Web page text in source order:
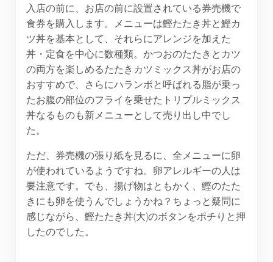
入店の前に、お店の前に設置されている券売機で
食券を購入します。メニューは鰹たたき丼と鰹カ
ツ丼を基本として、それらにアレンジを加えた
丼・定食を中心に数種類。かつおのたたきとカツ
の両方を楽しめるたたきカツミックス丼がお店の
おすすめで、さらにハランボと呼ばれる脂が乗っ
たお腹の部位のフライを乗せたトリプルミックス
丼なるものも新メニューとして売り出し中でし
た。
ただ、券売機の張り紙を見るに、全メニューに卵
が使われているようですね。卵アレルギーの人は
要注意です。でも、揚げ物はともかく、鰹のたた
きにも卵を使うんでしょうかね？ちょっと疑問に
感じながら、鰹たたき丼(大)のボタンをポチりと押
したのでした。